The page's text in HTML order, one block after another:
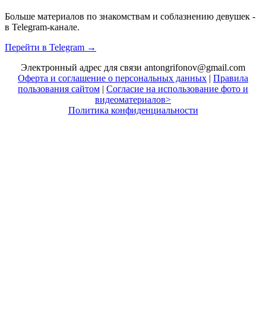
Больше материалов по знакомствам и соблазнению девушек -
в Telegram-канале.
Перейти в Telegram →
Электронный адрес для связи antongrifonov@gmail.com
Оферта и соглашение о персональных данных | Правила
пользования сайтом | Согласие на использование фото и
видеоматериалов>
Политика конфиденциальности